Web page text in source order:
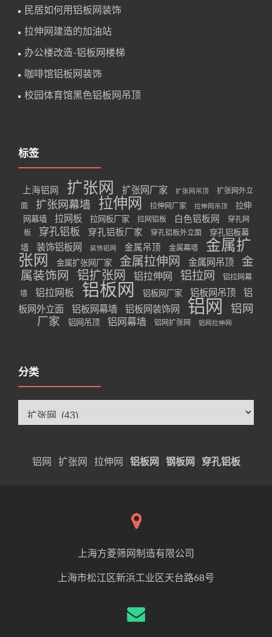
民居如何用铝板网装饰
拉伸网建造的加油站
办公楼改造-铝板网楼梯
咖啡馆铝板网装饰
校园体育馆黑色铝板网吊顶
标签
上海铝网 扩张网 扩张网厂家 扩张网吊顶
扩张网外立
面
扩张网幕墙 拉伸网 拉伸网厂家 拉伸网吊顶
拉伸
网幕墙
拉网板 拉网板厂家 拉网铝板 白色铝板网
穿孔网
板
穿孔铝板 穿孔铝板厂家 穿孔铝板外立面
穿孔铝板幕
墙
装饰铝板网 装饰铝网 金属吊顶 金属幕墙
金属扩
张网
金属扩张网厂家 金属拉伸网 金属网吊顶
金
属装饰网
铝扩张网 铝拉伸网 铝拉网
铝拉网幕
墙
铝拉网板 铝板网 铝板网厂家 铝板网吊顶
铝
板网外立面
铝板网幕墙 铝板网装饰网 铝网
铝网
厂家
铝网吊顶 铝网幕墙 铝网扩张网 铝网拉伸网
分类
铝网 扩张网 拉伸网 铝板网 钢板网 穿孔铝板
上海方菱筛网制造有限公司
上海市松江区新浜工业区天台路68号